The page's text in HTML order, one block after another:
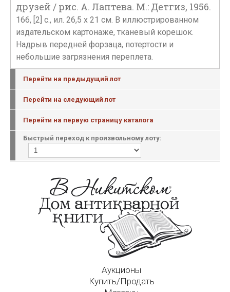
друзей / рис. А. Лаптева. М.: Детгиз, 1956.
166, [2] с., ил. 26,5 х 21 см. В иллюстрированном
издательском картонаже, тканевый корешок.
Надрыв передней форзаца, потертости и
небольшие загрязнения переплета.
Перейти на предыдущий лот
Перейти на следующий лот
Перейти на первую страницу каталога
Быстрый переход к произвольному лоту:
Аукционы
Купить/Продать